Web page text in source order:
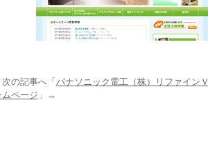
の記事へ「 パナソニック電工（株）リファインＶ
ページ 」→